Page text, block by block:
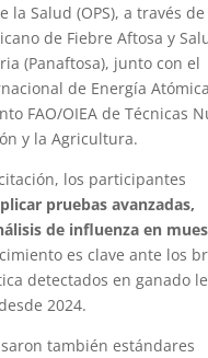
la Salud (OPS), a través de
de Fiebre Aftosa y
(Panaftosa), junto con el
de Energía
FAO/OIEA de Técnicas
y la Agricultura.
los participantes
pruebas avanzadas,
de influenza en
es clave ante los
detectados en ganado
2024.
también estándares